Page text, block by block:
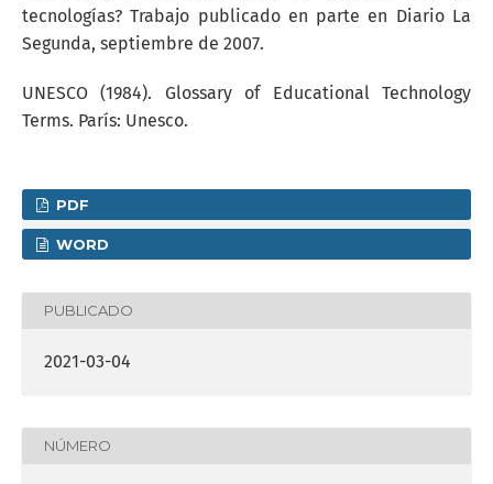
tecnologías? Trabajo publicado en parte en Diario La
Segunda, septiembre de 2007.
UNESCO (1984). Glossary of Educational Technology
Terms. París: Unesco.
PDF
WORD
PUBLICADO
2021-03-04
NÚMERO